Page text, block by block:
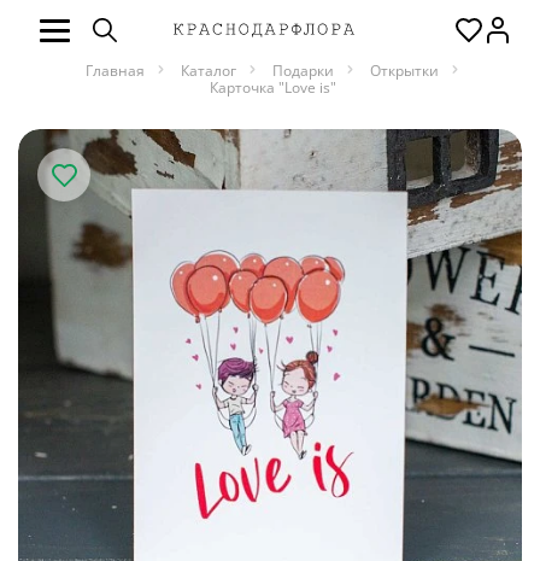
Главная Каталог Подарки
Открытки
Карточка "Love is"